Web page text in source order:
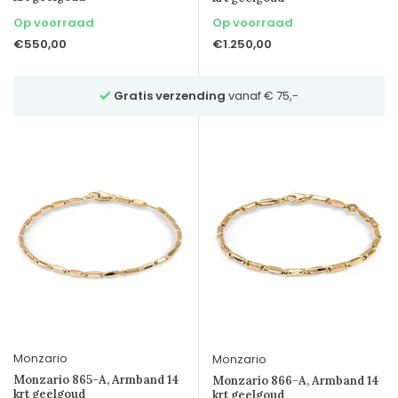
Op voorraad
€550,00
Op voorraad
€1.250,00
Vraagvrijblijvend advies
Monzario
Monzario 865-A, Armband 14
krt geelgoud
Monzario
Monzario 866-A, Armband 14